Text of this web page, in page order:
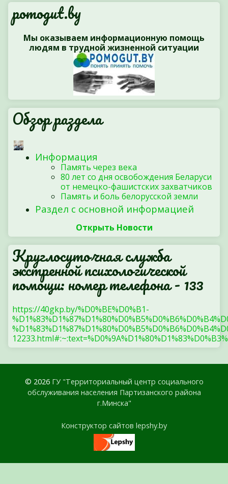
pomogut.by
Мы оказываем информационную помощь
людям в трудной жизненной ситуации
Обзор раздела
Информация
Память через века
80 лет со дня освобождения Беларуси
от немецко-фашистских захватчиков
Память и боль белорусской земли
Раздел с основной информацией
Открыть Новости
Круглосуточная служба
экстренной психологической
помощи: номер телефона - 133
https://40gkp.by/%D0%BE%D0%B1-
© 2026 ГУ "Территориальный центр социального
обслуживания населения Партизанского района
г.Минска"
Конструктор сайтов lepshy.by